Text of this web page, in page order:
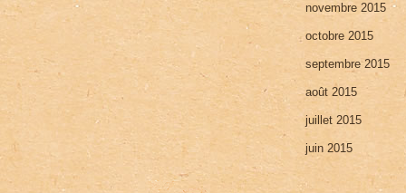
novembre 2015
octobre 2015
septembre 2015
août 2015
juillet 2015
juin 2015